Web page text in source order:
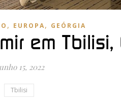
, EUROPA, GEÓRGIA
em Tbilisi,
15, 2022
Tbilisi